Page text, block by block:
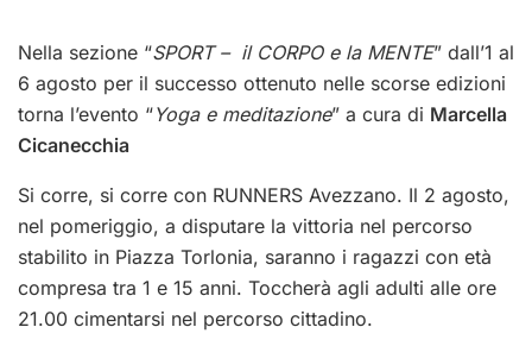
Nella sezione “SPORT – il CORPO e la MENTE” dall’1 al
6 agosto per il successo ottenuto nelle scorse edizioni
torna l’evento “Yoga e meditazione” a cura di Marcella
Cicanecchia
Si corre, si corre con RUNNERS Avezzano. Il 2 agosto,
nel pomeriggio, a disputare la vittoria nel percorso
stabilito in Piazza Torlonia, saranno i ragazzi con età
compresa tra 1 e 15 anni. Toccherà agli adulti alle ore
21.00 cimentarsi nel percorso cittadino.